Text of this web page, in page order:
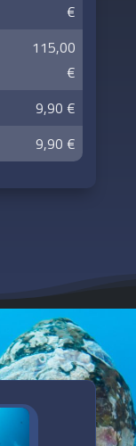
€
115,00
€
9,90 €
9,90 €